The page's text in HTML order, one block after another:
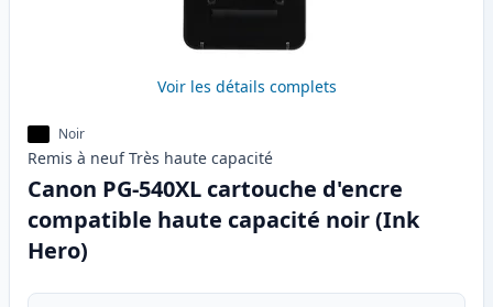
Voir les détails complets
Noir
Remis à neuf Très haute capacité
Canon PG-540XL cartouche d'encre
compatible haute capacité noir (Ink
Hero)